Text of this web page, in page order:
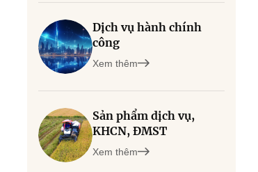
Dịch vụ hành chính
công
Xem thêm
Sản phẩm dịch vụ,
KHCN, ĐMST
Xem thêm